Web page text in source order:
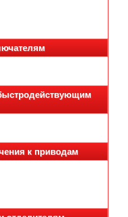
к приводам